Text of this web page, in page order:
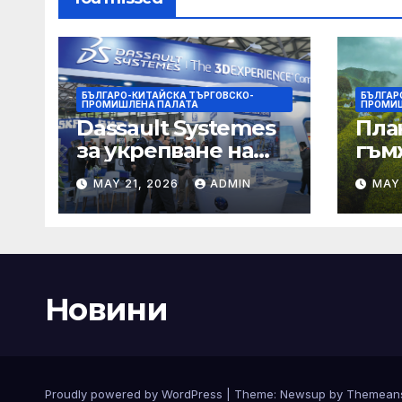
БЪЛГАРО-КИТАЙСКА ТЪРГОВСКО-
ПРОМИШЛЕНА ПАЛАТА
Dassault Systemes
за укрепване на
изграждането на
AI екосистема в
Китай
MAY 21, 2026 ADMIN
Новини
Proudly powered by WordPress Theme: Newsup by